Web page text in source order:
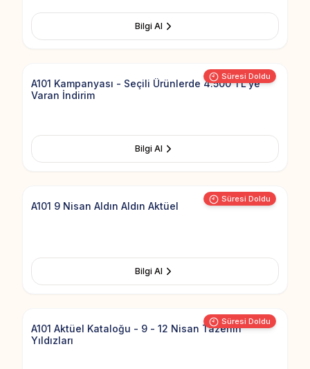
Bilgi Al
Süresi Doldu
Add to
A101 Kampanyası - Seçili Ürünlerde 4.500 TL'ye
Varan İndirim
Bilgi Al
Süresi Doldu
Add to
A101 9 Nisan Aldın Aldın Aktüel
Bilgi Al
Süresi Doldu
Add to
A101 Aktüel Kataloğu - 9 - 12 Nisan Tazenin
Yıldızları